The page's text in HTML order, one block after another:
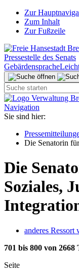
Zur
Zum Inhalt
Zur Fußzeile
Pressestelle des Senats
Gebärdensprache
Navigation
Sie sind hier:
Die Senatorin
Die
Soziales,
anderes Ressort
701 bis 800 von 2668
Seite